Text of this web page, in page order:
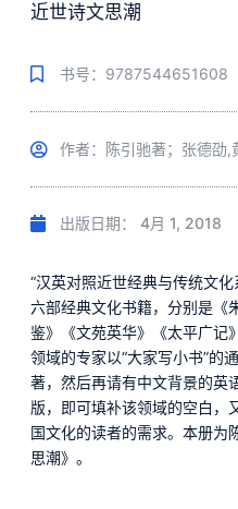
近世诗文思潮
书号：9787544651608
作者：陈引驰著；张德劭,
出版日期： 4月 1, 2018
“汉英对照近世经典与传统文
六部经典文化书籍，分别是《
鉴》《文苑英华》《太平广记
领域的专家以“大家写小书”的
著，然后再请有中文背景的英
版，即可填补该领域的空白，
国文化的读者的需求。本册为
思潮》。